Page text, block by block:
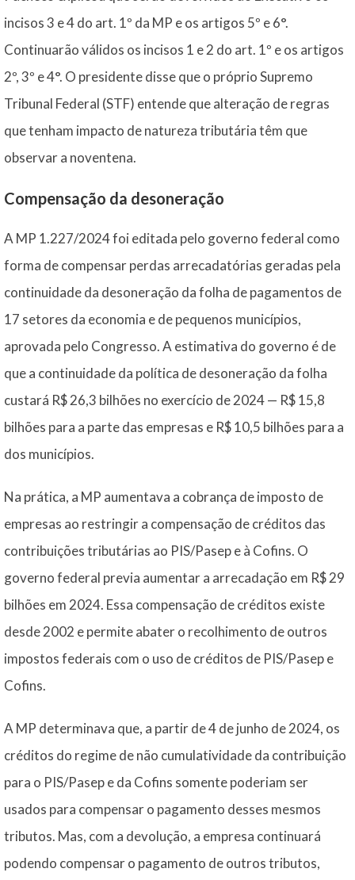
incisos 3 e 4 do art. 1º da MP e os artigos 5º e 6°.
Continuarão válidos os incisos 1 e 2 do art. 1º e os artigos
2º, 3º e 4°. O presidente disse que o próprio Supremo
Tribunal Federal (STF) entende que alteração de regras
que tenham impacto de natureza tributária têm que
observar a noventena.
Compensação da desoneração
A MP 1.227/2024 foi editada pelo governo federal como
forma de compensar perdas arrecadatórias geradas pela
continuidade da desoneração da folha de pagamentos de
17 setores da economia e de pequenos municípios,
aprovada pelo Congresso. A estimativa do governo é de
que a continuidade da política de desoneração da folha
custará R$ 26,3 bilhões no exercício de 2024 — R$ 15,8
bilhões para a parte das empresas e R$ 10,5 bilhões para a
dos municípios.
Na prática, a MP aumentava a cobrança de imposto de
empresas ao restringir a compensação de créditos das
contribuições tributárias ao PIS/Pasep e à Cofins. O
governo federal previa aumentar a arrecadação em R$ 29
bilhões em 2024. Essa compensação de créditos existe
desde 2002 e permite abater o recolhimento de outros
impostos federais com o uso de créditos de PIS/Pasep e
Cofins.
A MP determinava que, a partir de 4 de junho de 2024, os
créditos do regime de não cumulatividade da contribuição
para o PIS/Pasep e da Cofins somente poderiam ser
usados para compensar o pagamento desses mesmos
tributos. Mas, com a devolução, a empresa continuará
podendo compensar o pagamento de outros tributos,